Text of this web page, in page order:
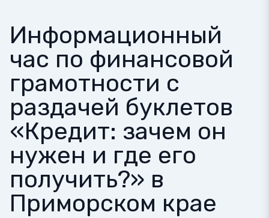
Информационный
час по финансовой
грамотности с
раздачей буклетов
«Кредит: зачем он
нужен и где его
получить?» в
Приморском крае